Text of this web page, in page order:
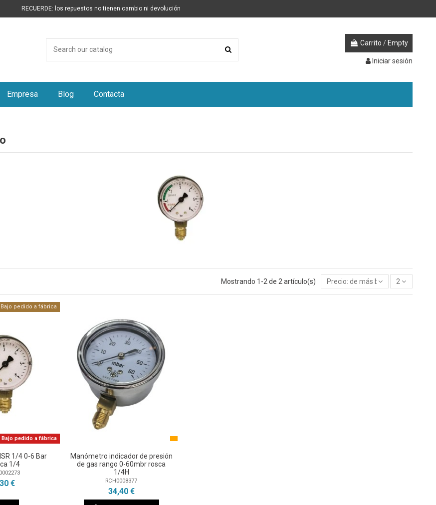
RECUERDE: los repuestos no tienen cambio ni devolución
Carrito / Empty
Iniciar sesión
Empresa Blog Contacta
Mostrando 1-2 de 2 artículo(s) Precio: de más bajo a más alto
2
Bajo pedido a fábrica
Bajo pedido a fábrica
1/4 0-6 Bar
1/4
€
Manómetro indicador de presión
de gas rango 0-60mbr rosca
1/4H
RCH0008377
34,40 €